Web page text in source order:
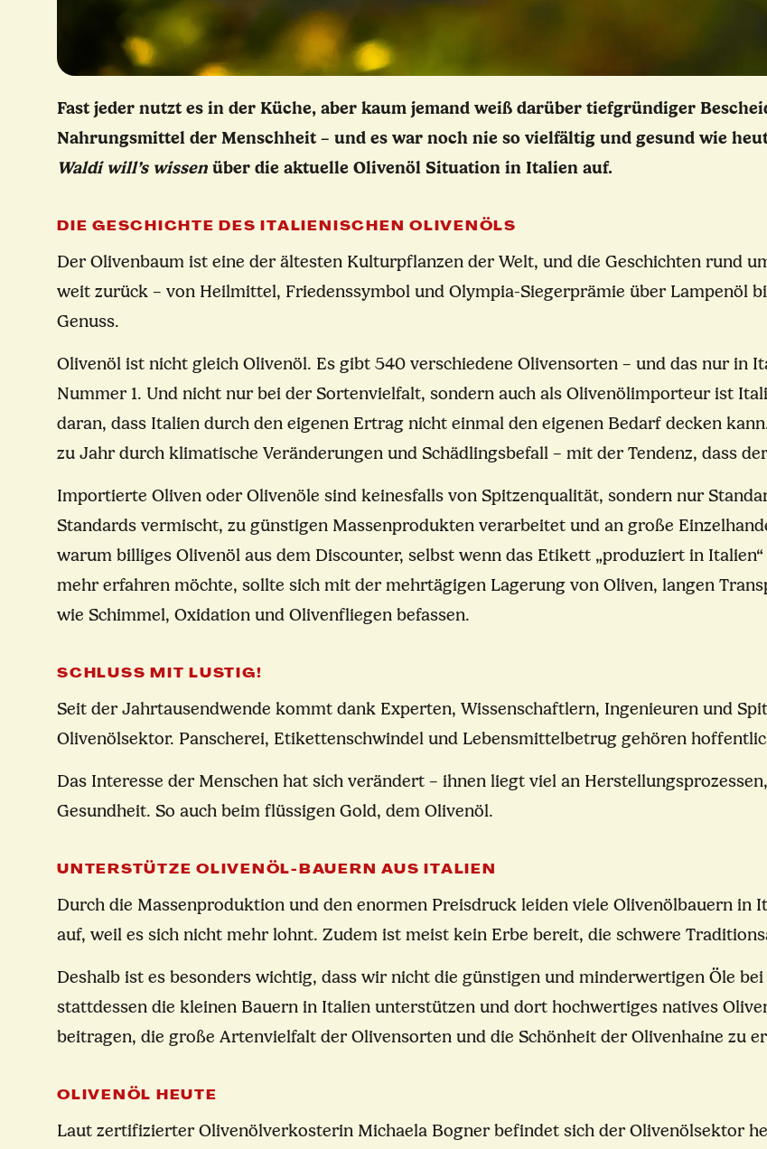
Fast jeder nutzt es in der Küche, aber kaum jemand weiß darüber tiefgründiger
Nahrungsmittel der Menschheit – und es war noch nie so vielfältig und gesund wie
Waldi will’s wissen über die aktuelle Olivenöl Situation in Italien auf.
DIE GESCHICHTE DES ITALIENISCHEN OLIVENÖLS
Der Olivenbaum ist eine der ältesten Kulturpflanzen der Welt, und die Geschichten rund
weit zurück – von Heilmittel, Friedenssymbol und Olympia-Siegerprämie über Lampenöl
Genuss.
Olivenöl ist nicht gleich Olivenöl. Es gibt 540 verschiedene Olivensorten – und das nur in
Nummer 1. Und nicht nur bei der Sortenvielfalt, sondern auch als Olivenölimporteur ist
daran, dass Italien durch den eigenen Ertrag nicht einmal den eigenen Bedarf decken
zu Jahr durch klimatische Veränderungen und Schädlingsbefall – mit der Tendenz, dass
Importierte Oliven oder Olivenöle sind keinesfalls von Spitzenqualität, sondern nur
Standards vermischt, zu günstigen Massenprodukten verarbeitet und an große
warum billiges Olivenöl aus dem Discounter, selbst wenn das Etikett „produziert in
mehr erfahren möchte, sollte sich mit der mehrtägigen Lagerung von Oliven, langen
wie Schimmel, Oxidation und Olivenfliegen befassen.
SCHLUSS MIT LUSTIG!
Seit der Jahrtausendwende kommt dank Experten, Wissenschaftlern, Ingenieuren und
Olivenölsektor. Panscherei, Etikettenschwindel und Lebensmittelbetrug gehören
Das Interesse der Menschen hat sich verändert – ihnen liegt viel an
Gesundheit. So auch beim flüssigen Gold, dem Olivenöl.
UNTERSTÜTZE OLIVENÖL-BAUERN AUS ITALIEN
Durch die Massenproduktion und den enormen Preisdruck leiden viele Olivenölbauern in
auf, weil es sich nicht mehr lohnt. Zudem ist meist kein Erbe bereit, die schwere
Deshalb ist es besonders wichtig, dass wir nicht die günstigen und minderwertigen Öle
stattdessen die kleinen Bauern in Italien unterstützen und dort hochwertiges natives
beitragen, die große Artenvielfalt der Olivensorten und die Schönheit der Olivenhaine zu
OLIVENÖL HEUTE
Laut zertifizierter Olivenölverkosterin Michaela Bogner befindet sich der Olivenölsektor